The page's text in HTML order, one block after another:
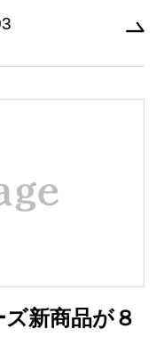
新商品が８